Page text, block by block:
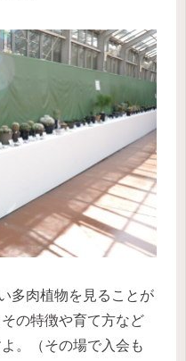
多肉植物を見ることが
の特徴や育て方など
。（その場で入会も